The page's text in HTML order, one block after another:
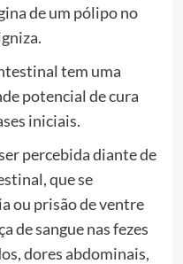
de um pólipo no
tem uma
potencial de cura
iniciais.
percebida diante de
que se
ou prisão de ventre
de sangue nas fezes
dores abdominais,